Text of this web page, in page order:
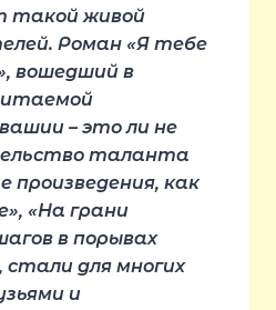
такой живой
Роман «Я тебе
вошедший в
– это ли не
таланта
как
«На грани
в порывах
стали для многих
и